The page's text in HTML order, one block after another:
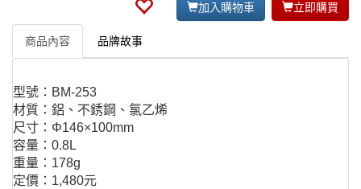
加入購物車 立即購買
商品內容 品牌故事
型號：BM-253
材質：鋁、不銹鋼、氯乙烯
尺寸：Φ146×100mm
容量：0.8L
重量：178g
定價：1,480元